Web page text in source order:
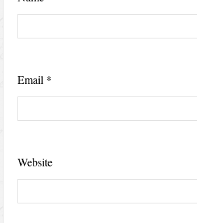
Email *
Website